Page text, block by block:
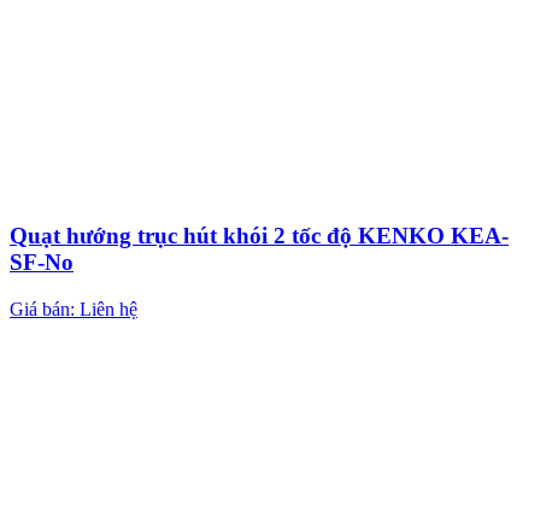
Quạt hướng trục hút khói 2 tốc độ KENKO KEA-
SF-No
Giá bán: Liên hệ